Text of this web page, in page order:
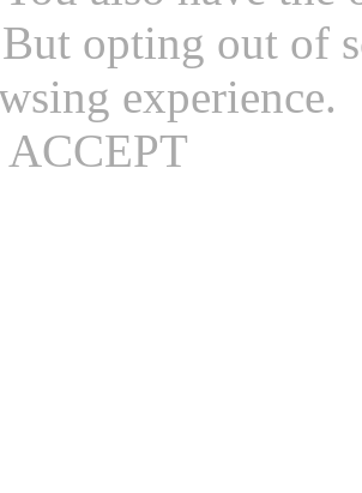
opting out of
experience.